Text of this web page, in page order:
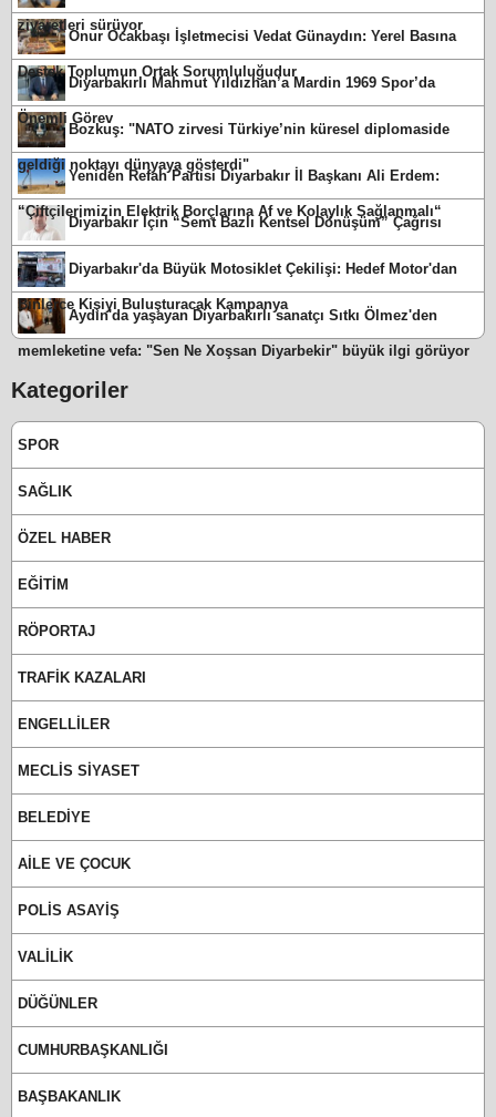
ziyaretleri sürüyor
Onur Ocakbaşı İşletmecisi Vedat Günaydın: Yerel Basına
Destek Toplumun Ortak Sorumluluğudur
Diyarbakırlı Mahmut Yıldızhan’a Mardin 1969 Spor’da
Önemli Görev
Bozkuş: "NATO zirvesi Türkiye’nin küresel diplomaside
geldiği noktayı dünyaya gösterdi"
Yeniden Refah Partisi Diyarbakır İl Başkanı Ali Erdem:
“Çiftçilerimizin Elektrik Borçlarına Af ve Kolaylık Sağlanmalı“
Diyarbakır İçin “Semt Bazlı Kentsel Dönüşüm” Çağrısı
Diyarbakır'da Büyük Motosiklet Çekilişi: Hedef Motor'dan
Binlerce Kişiyi Buluşturacak Kampanya
Aydın'da yaşayan Diyarbakırlı sanatçı Sıtkı Ölmez'den
memleketine vefa: "Sen Ne Xoşsan Diyarbekir" büyük ilgi görüyor
Kategoriler
SPOR
SAĞLIK
ÖZEL HABER
EĞİTİM
RÖPORTAJ
TRAFİK KAZALARI
ENGELLİLER
MECLİS SİYASET
BELEDİYE
AİLE VE ÇOCUK
POLİS ASAYİŞ
VALİLİK
DÜĞÜNLER
CUMHURBAŞKANLIĞI
BAŞBAKANLIK